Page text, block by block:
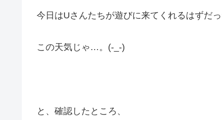
今日はUさんたちが遊びに来てくれるはずだっ
この天気じゃ…。(-_-)
と、確認したところ、